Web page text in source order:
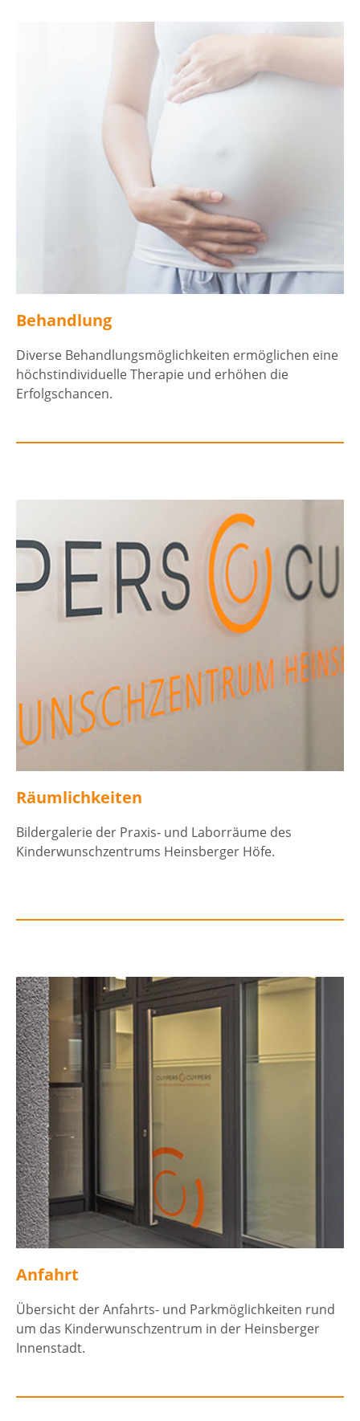
Behandlung
Diverse Behandlungsmöglichkeiten ermöglichen eine
höchstindividuelle Therapie und erhöhen die
Erfolgschancen.
Räumlichkeiten
Bildergalerie der Praxis- und Laborräume des
Kinderwunschzentrums Heinsberger Höfe.
Anfahrt
Übersicht der Anfahrts- und Parkmöglichkeiten rund
um das Kinderwunschzentrum in der Heinsberger
Innenstadt.